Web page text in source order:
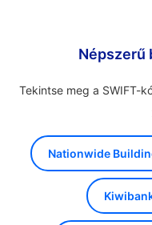
Népszerű
Tekintse meg a SWIFT-
Nationwide